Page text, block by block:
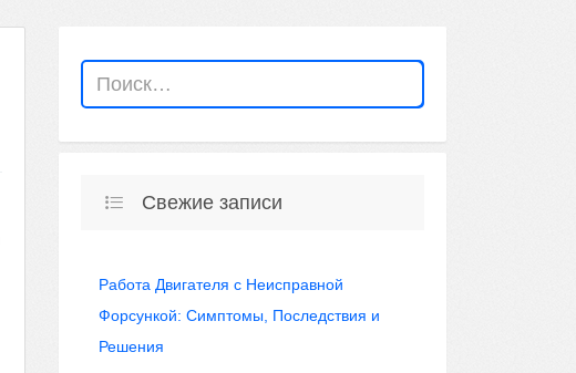
Свежие записи
Работа Двигателя с Неисправной
Форсункой: Симптомы, Последствия и
Решения